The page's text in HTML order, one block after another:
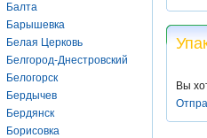
Балта
Барышевка
Белая Церковь
Белгород-Днестровский
Белогорск
Бердычев
Бердянск
Борисовка
Вы